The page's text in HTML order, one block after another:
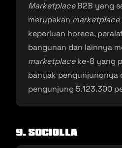
MarketplaceB2B yang
merupakan marketplace
keperluan horeca,
bangunan dan lainnya
marketplaceke-8 yang
banyak pengunjungnya
pengunjung 5.123.300
9. Sociolla